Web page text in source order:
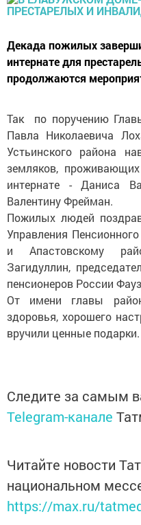
Декада пожилых
интернате для
продолжаются
Так по поручению
Павла Николаевича
Устьинского района
земляков,
интернате - Даниса
Валентину Фрейман.
Пожилых людей
Управления
и Апастовскому
Загидуллин,
пенсионеров России
От имени главы
здоровья, хорошего
вручили ценные подарки.
Следите за самым
Telegram-канале
Читайте новости
национальном
https://max.ru/